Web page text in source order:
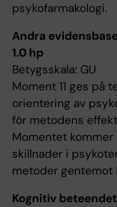
psykofarmakologi.
Andra
1.0 hp
Betygsskala: GU
Moment 11 ges på
orientering av
för metodens
Momentet
skillnader i
metoder gentemot
Kognitiv